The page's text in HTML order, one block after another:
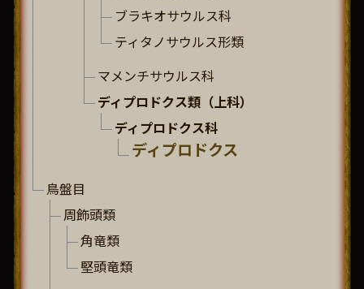
ブラキオサウルス科
ティタノサウルス形類
マメンチサウルス科
ディプロドクス類（上科）
ディプロドクス科
ディプロドクス
鳥盤目
周飾頭類
角竜類
堅頭竜類